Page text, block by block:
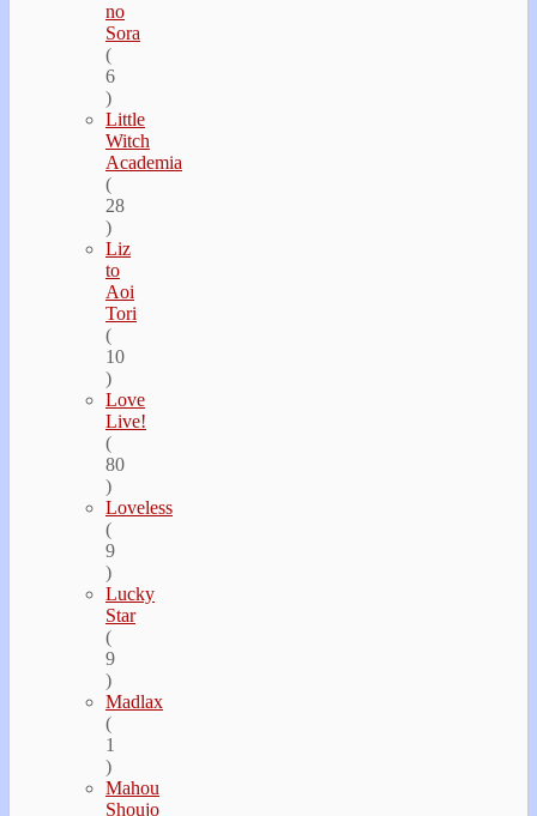
no
Sora
(
6
)
Little
Witch
Academia
(
28
)
Liz
to
Aoi
Tori
(
10
)
Love
Live!
(
80
)
Loveless
(
9
)
Lucky
Star
(
9
)
Madlax
(
1
)
Mahou
Shoujo